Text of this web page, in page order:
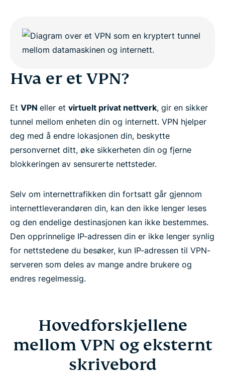
Hva er et VPN?
Et VPN eller et virtuelt privat nettverk, gir en sikker
tunnel mellom enheten din og internett. VPN hjelper
deg med å endre lokasjonen din, beskytte
personvernet ditt, øke sikkerheten din og fjerne
blokkeringen av sensurerte nettsteder.
Selv om internettrafikken din fortsatt går gjennom
internettleverandøren din, kan den ikke lenger leses
og den endelige destinasjonen kan ikke bestemmes.
Den opprinnelige IP-adressen din er ikke lenger synlig
for nettstedene du besøker, kun IP-adressen til VPN-
serveren som deles av mange andre brukere og
endres regelmessig.
Hovedforskjellene
mellom VPN og eksternt
skrivebord